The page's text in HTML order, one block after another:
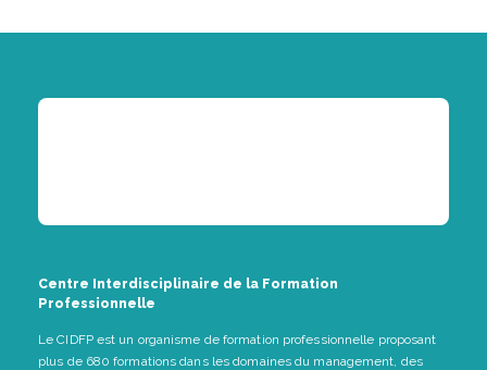
Centre Interdisciplinaire de la Formation
Professionnelle
Le CIDFP est un organisme de formation professionnelle proposant
plus de 680 formations dans les domaines du management, des